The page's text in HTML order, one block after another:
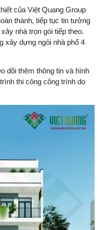
của Việt Quang Group
thành, tiếp tục tin tưởng
nhà trọn gói tiếp theo.
xây dựng ngôi nhà phố 4
dõi thêm thông tin và hình
thi công công trình do